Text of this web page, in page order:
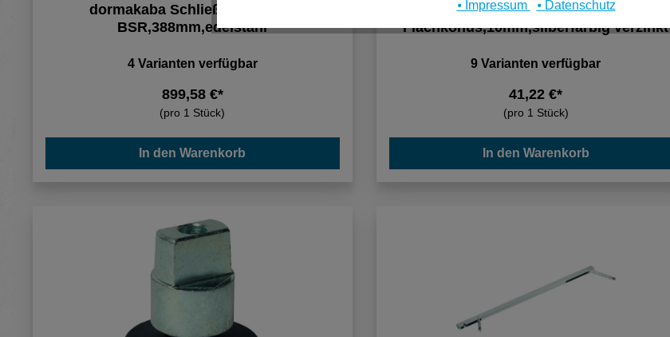
dormakaba Schließfolgeregler
BSR,388mm,edelstahl
4 Varianten verfügbar
899,58 €*
(pro 1 Stück)
In den Warenkorb
dormakaba Steckachse,mit
Flachkonus,10mm,silberfarbig verzinkt
9 Varianten verfügbar
41,22 €*
(pro 1 Stück)
In den Warenkorb
⦁ Impressum ⦁ Datenschutz